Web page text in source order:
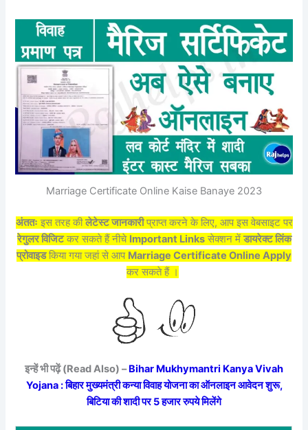
Marriage Certificate Online Kaise Banaye 2023
अंततः इस तरह कीलेटेस्ट जानकारीप्राप्त करने के लिए, आप इस वेबसाइट पर
रेगुलर विजिटकर सकते हैं नीचे Important Linksसेक्शन में डायरेक्ट लिंक
प्रोवाइडकिया गया जहां से आप Marriage Certificate Online Apply
कर सकते हैं ।
इन्हें भी पढ़ें (Read Also) –Bihar Mukhymantri Kanya Vivah
Yojana : बिहार मुख्यमंत्री कन्या विवाह योजना का ऑनलाइन आवेदन शुरू,
बिटिया की शादी पर 5 हजार रुपये मिलेंगे